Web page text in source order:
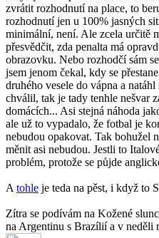
zvrátit rozhodnutí na place, to
rozhodnutí jen u 100% jasných
minimální, není. Ale zcela určitě
přesvědčit, zda penalta má
obrazovku. Nebo rozhodčí sám
jsem jenom čekal, kdy se
druhého vesele do vápna a
chválil, tak je tady tenhle nešvar
domácích... Asi stejná náhoda
ale už to vypadalo, že fotbal je
nebudou opakovat. Tak bohužel
měnit asi nebudou. Jestli to
problém, protože se půjde
A tohle je teda na pěst, i když to
Zítra se podívám na Kožené
na Argentinu s Brazílií a v neděli